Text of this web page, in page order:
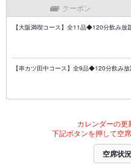
クーポン
【大阪満喫コース】全11品◆120分飲み放
【串カツ田中コース】全9品◆120分飲み放
カレンダーの更
下記ボタンを押して空
空席状